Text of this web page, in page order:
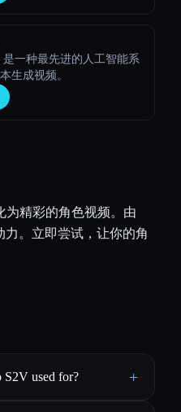
是一种最先进的人工智能系
生成视频。
为精彩的角色视频。由
力。立即尝试，让你的角
S2V used for? +